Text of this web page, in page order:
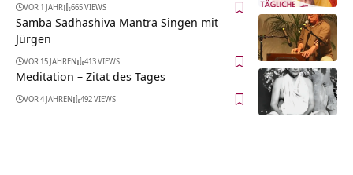
VOR 1 JAHR 665 VIEWS
Samba Sadhashiva Mantra Singen mit
Jürgen
VOR 15 JAHREN 413 VIEWS
Meditation – Zitat des Tages
VOR 4 JAHREN 492 VIEWS